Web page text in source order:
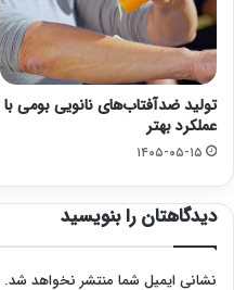
تولید ضدآفتاب‌های نانویی بومی با
عملکرد بهتر
۱۴۰۵-۰۵-۱۵
دیدگاهتان را بنویسید
نشانی ایمیل شما منتشر نخواهد شد.